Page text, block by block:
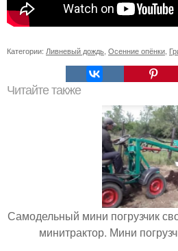
Категории: Ливневый дождь Осенние опёнки
Читайте также
Самодельный мини погрузчик
минитрактор. Мини